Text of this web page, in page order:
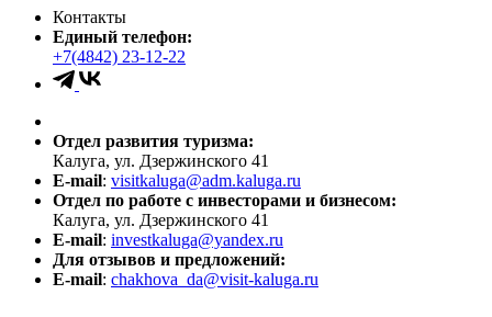
Контакты
Единый телефон:
+7(4842) 23-12-22
Отдел развития туризма:
Калуга, ул. Дзержинского 41
E-mail: visitkaluga@adm.kaluga.ru
Отдел по работе с инвесторами и бизнесом:
Калуга, ул. Дзержинского 41
E-mail: investkaluga@yandex.ru
Для отзывов и предложений:
E-mail: chakhova_da@visit-kaluga.ru